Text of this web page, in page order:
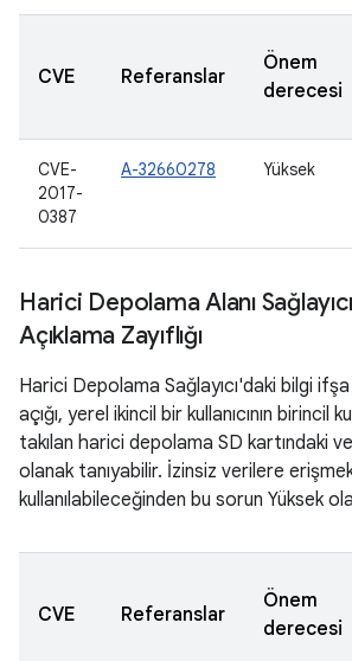
CVE Referanslar
Önem
derecesi
CVE-
2017-
0387
A-32660278 Yüksek
Harici Depolama Alanı
Açıklama Zayıflığı
Harici Depolama Sağlayıcı'daki bilgi
açığı, yerel ikincil bir kullanıcının birincil
takılan harici depolama SD kartındaki
olanak tanıyabilir. İzinsiz verilere
kullanılabileceğinden bu sorun Yüksek
CVE Referanslar
Önem
derecesi